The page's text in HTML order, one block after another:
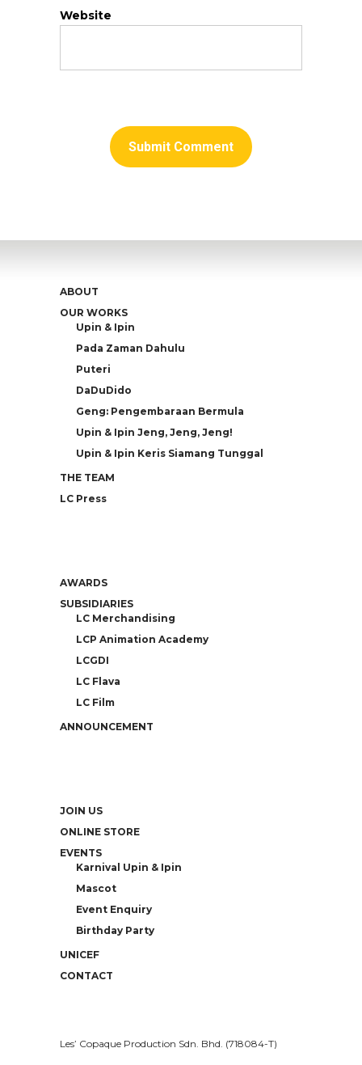
Website
ABOUT
OUR WORKS
Upin & Ipin
Pada Zaman Dahulu
Puteri
DaDuDido
Geng: Pengembaraan Bermula
Upin & Ipin Jeng, Jeng, Jeng!
Upin & Ipin Keris Siamang Tunggal
THE TEAM
LC Press
AWARDS
SUBSIDIARIES
LC Merchandising
LCP Animation Academy
LCGDI
LC Flava
LC Film
ANNOUNCEMENT
JOIN US
ONLINE STORE
EVENTS
Karnival Upin & Ipin
Mascot
Event Enquiry
Birthday Party
UNICEF
CONTACT
Les’ Copaque Production Sdn. Bhd. (718084-T)